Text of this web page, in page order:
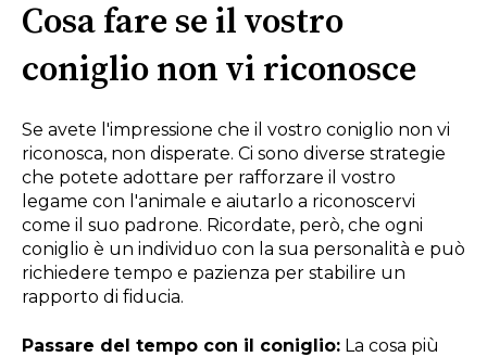
Cosa fare se il vostro
coniglio non vi riconosce
Se avete l'impressione che il vostro coniglio non vi
riconosca, non disperate. Ci sono diverse strategie
che potete adottare per rafforzare il vostro
legame con l'animale e aiutarlo a riconoscervi
come il suo padrone. Ricordate, però, che ogni
coniglio è un individuo con la sua personalità e può
richiedere tempo e pazienza per stabilire un
rapporto di fiducia.
Passare del tempo con il coniglio: La cosa più